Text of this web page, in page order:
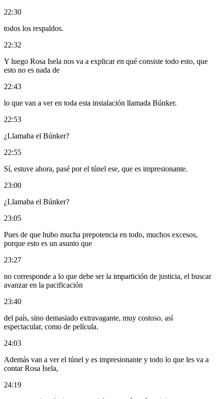
22:30
todos los respaldos.
22:32
Y luego Rosa Isela nos va a explicar en qué consiste todo esto, que
esto no es nada de
22:43
lo que van a ver en toda esta instalación llamada Búnker.
22:53
¿Llamaba el Búnker?
22:55
Sí, estuve ahora, pasé por el túnel ese, que es impresionante.
23:00
¿Llamaba el Búnker?
23:05
Pues de que hubo mucha prepotencia en todo, muchos excesos,
porque esto es un asunto que
23:27
no corresponde a lo que debe ser la impartición de justicia, el buscar
avanzar en la pacificación
23:40
del país, sino demasiado extravagante, muy costoso, así
espectacular, como de película.
24:03
Además van a ver el túnel y es impresionante y todo lo que les va a
contar Rosa Isela,
24:19